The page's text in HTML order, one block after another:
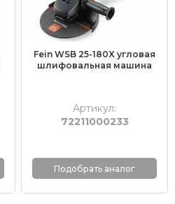
Fein WSB 25-180X угловая
шлифовальная машина
Артикул:
72211000233
Подобрать аналог